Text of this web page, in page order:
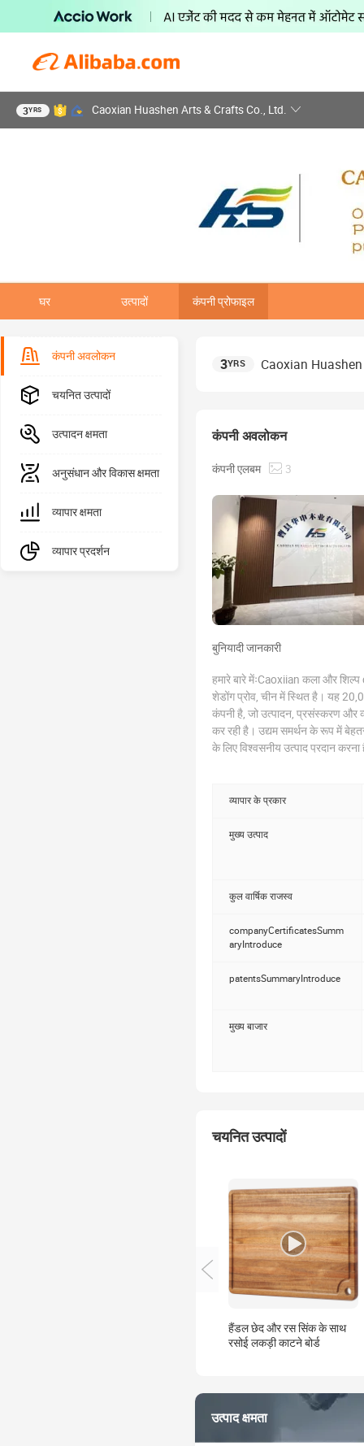
3YRS Caoxian Huashen Arts & Crafts Co., Ltd.
घर उत्पादों कंपनी प्रोफाइल
कंपनी अवलोकन
चयनित उत्पादों
उत्पादन क्षमता
अनुसंधान और विकास क्षमता
व्यापार क्षमता
व्यापार प्रदर्शन
3YRS Caoxian
कंपनी अवलोकन
कंपनी एलबम 3
बुनियादी जानकारी
हमारे बारे मेंःCaoxiian कला और
शेडोंग प्रोव, चीन में स्थित है। यह
कंपनी है, जो उत्पादन, प्रसंस्करण और
कर रही है। उद्यम समर्थन के रूप में बेहतर
के लिए विश्वसनीय उत्पाद प्रदान
प्रकार के पट्टे आइटम, मल श्रृंखला,
दर्जी" सेवा प्रदान कर सकते हैं। ओडी
व्यापार के प्रकार
मुख्य उत्पाद
कुल वार्षिक राजस्व
companyCertificatesSumm
aryIntroduce
patentsSummaryIntroduce
मुख्य बाजार
चयनित उत्पादों
हैंडल छेद और रस सिंक के साथ
रसोई लकड़ी काटने बोर्ड
उत्पाद क्षमता